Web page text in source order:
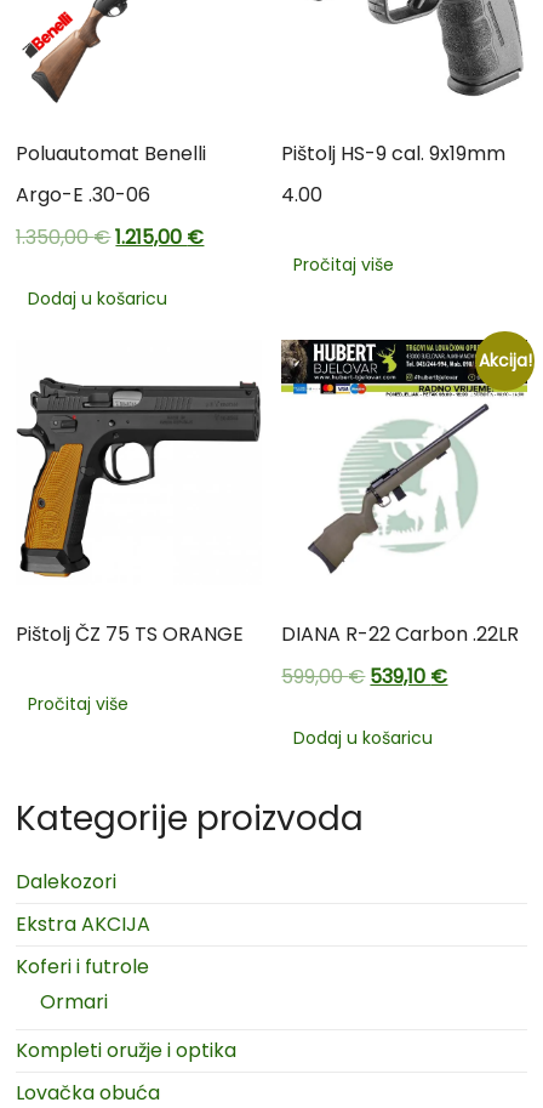
Poluautomat Benelli
Argo-E .30-06
1.350,00€1.215,00 €
Dodaj u košaricu
Pištolj HS-9 cal. 9x19mm
4.00
Pročitaj više
Pištolj ČZ 75 TS ORANGE
Pročitaj više
Akcija!
DIANA R-22 Carbon .22LR
599,00€539,10 €
Dodaj u košaricu
Kategorije proizvoda
Dalekozori
Ekstra AKCIJA
Koferi i futrole
Ormari
Kompleti oružje i optika
Lovačka obuća